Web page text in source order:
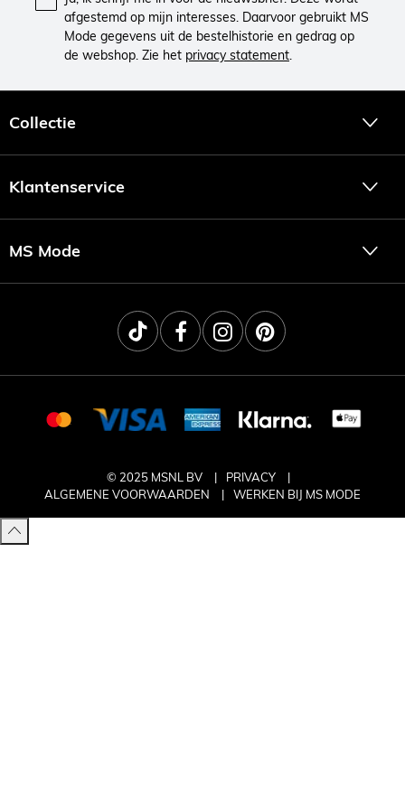
afgestemd op mijn interesses. Daarvoor gebruikt MS
Mode gegevens uit de bestelhistorie en gedrag op
de webshop. Zie het privacy statement.
Collectie
Klantenservice
MS Mode
© 2025 MSNL BV
PRIVACY
ALGEMENE VOORWAARDEN
WERKEN BIJ MS MODE